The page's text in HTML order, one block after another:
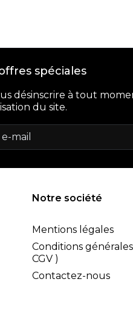
spéciales
désinscrire à tout
du site.
Notre société
Mentions légales
Conditions
CGV )
Contactez-nous